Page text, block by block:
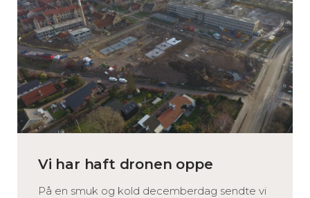
Vi har haft dronen oppe
På en smuk og kold decemberdag sendte vi